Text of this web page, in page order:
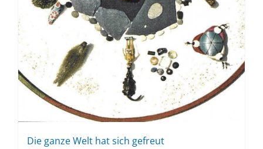
Die gan­ze Welt hat sich ge­freut